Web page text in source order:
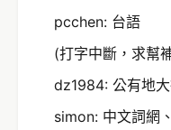
pcchen: 台語
(打字中斷，求幫
dz1984: 公有地
simon: 中文詞網